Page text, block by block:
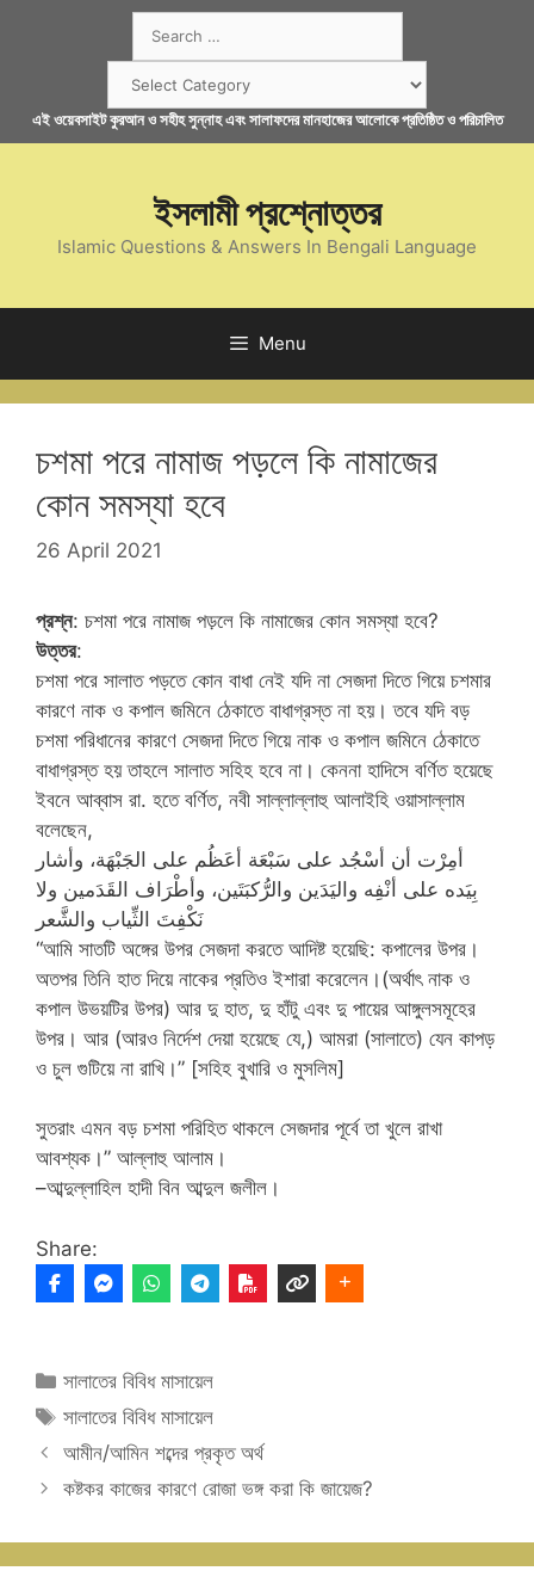
for:
এই ওয়েবসাইট কুরআন ও সহীহ সুন্নাহ এবং সালাফদের মানহাজের আলোকে প্রতিষ্ঠিত ও পরিচালিত
ইসলামী প্রশ্নোত্তর
Islamic Questions & Answers In Bengali Language
Menu
চশমা পরে নামাজ পড়লে কি নামাজের
কোন সমস্যা হবে
26 April 2021
প্রশ্ন: চশমা পরে নামাজ পড়লে কি নামাজের কোন সমস্যা হবে?
উত্তর:
চশমা পরে সালাত পড়তে কোন বাধা নেই যদি না সেজদা দিতে গিয়ে চশমার
কারণে নাক ও কপাল জমিনে ঠেকাতে বাধাগ্রস্ত না হয়। তবে যদি বড়
চশমা পরিধানের কারণে সেজদা দিতে গিয়ে নাক ও কপাল জমিনে ঠেকাতে
বাধাগ্রস্ত হয় তাহলে সালাত সহিহ হবে না। কেননা হাদিসে বর্ণিত হয়েছে
ইবনে আব্বাস রা. হতে বর্ণিত, নবী সাল্লাল্লাহু আলাইহি ওয়াসাল্লাম
বলেছেন,
أمِرْت أن أسْجُد على سَبْعَة أعَظُم على الجَبْهَة، وأشار
بِيَده على أنْفِه واليَدَين والرُّكبَتَين، وأطْرَاف القَدَمين ولا
نَكْفِتَ الثِّياب والشَّعر
“আমি সাতটি অঙ্গের উপর সেজদা করতে আদিষ্ট হয়েছি: কপালের উপর।
অতপর তিনি হাত দিয়ে নাকের প্রতিও ইশারা করেলেন।(অর্থাৎ নাক ও
কপাল উভয়টির উপর) আর দু হাত, দু হাঁটু এবং দু পায়ের আঙ্গুলসমূহের
উপর। আর (আরও নির্দেশ দেয়া হয়েছে যে,) আমরা (সালাতে) যেন কাপড়
ও চুল গুটিয়ে না রাখি।” [সহিহ বুখারি ও মুসলিম]
সুতরাং এমন বড় চশমা পরিহিত থাকলে সেজদার পূর্বে তা খুলে রাখা
আবশ্যক।” আল্লাহু আলাম।
–আব্দুল্লাহিল হাদী বিন আব্দুল জলীল।
Share:
Categories
সালাতের বিবিধ মাসায়েল
Tags
সালাতের বিবিধ মাসায়েল
আমীন/আমিন শব্দের প্রকৃত অর্থ
কষ্টকর কাজের কারণে রোজা ভঙ্গ করা কি জায়েজ?